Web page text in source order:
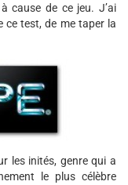
cause de ce jeu. J’ai
ce test, de me taper la
les inités, genre qui a
le plus célèbre